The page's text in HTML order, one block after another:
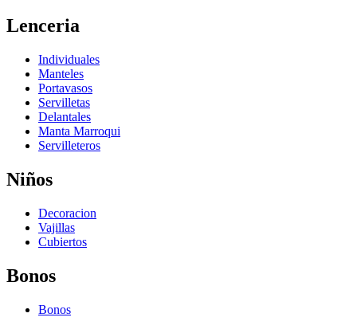
Lenceria
Individuales
Manteles
Portavasos
Servilletas
Delantales
Manta Marroqui
Servilleteros
Niños
Decoracion
Vajillas
Cubiertos
Bonos
Bonos